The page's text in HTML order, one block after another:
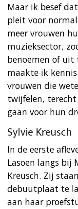
Maar ik besef
pleit voor
meer vrouwen
muzieksector,
benoemen of uit
maakte ik
vrouwen die
twijfelen, terecht
gaan voor hun
Sylvie Kreusch
In de eerste
Lasoen langs bij
Kreusch. Zij
debuutplaat te
aan haar